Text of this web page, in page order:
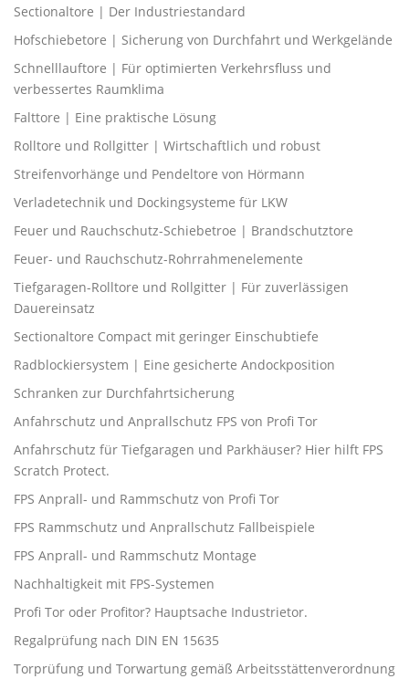
Sectionaltore | Der Industriestandard
Hofschiebetore | Sicherung von Durchfahrt und Werkgelände
Schnelllauftore | Für optimierten Verkehrsfluss und
verbessertes Raumklima
Falttore | Eine praktische Lösung
Rolltore und Rollgitter | Wirtschaftlich und robust
Streifenvorhänge und Pendeltore von Hörmann
Verladetechnik und Dockingsysteme für LKW
Feuer und Rauchschutz-Schiebetroe | Brandschutztore
Feuer- und Rauchschutz-Rohrrahmenelemente
Tiefgaragen-Rolltore und Rollgitter | Für zuverlässigen
Dauereinsatz
Sectionaltore Compact mit geringer Einschubtiefe
Radblockiersystem | Eine gesicherte Andockposition
Schranken zur Durchfahrtsicherung
Anfahrschutz und Anprallschutz FPS von Profi Tor
Anfahrschutz für Tiefgaragen und Parkhäuser? Hier hilft FPS
Scratch Protect.
FPS Anprall- und Rammschutz von Profi Tor
FPS Rammschutz und Anprallschutz Fallbeispiele
FPS Anprall- und Rammschutz Montage
Nachhaltigkeit mit FPS-Systemen
Profi Tor oder Profitor? Hauptsache Industrietor.
Regalprüfung nach DIN EN 15635
Torprüfung und Torwartung gemäß Arbeitsstättenverordnung